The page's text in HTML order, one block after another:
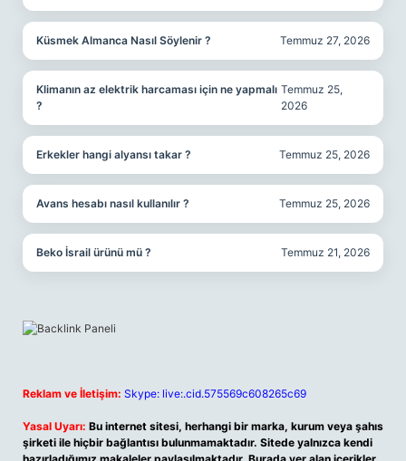
Küsmek Almanca Nasıl Söylenir ? Temmuz 27, 2026
Klimanın az elektrik harcaması için ne yapmalı
?
Temmuz 25,
2026
Erkekler hangi alyansı takar ? Temmuz 25, 2026
Avans hesabı nasıl kullanılır ? Temmuz 25, 2026
Beko İsrail ürünü mü ? Temmuz 21, 2026
Reklam ve İletişim: Skype: live:.cid.575569c608265c69
Yasal Uyarı: Bu internet sitesi, herhangi bir marka, kurum veya şahıs
şirketi ile hiçbir bağlantısı bulunmamaktadır. Sitede yalnızca kendi